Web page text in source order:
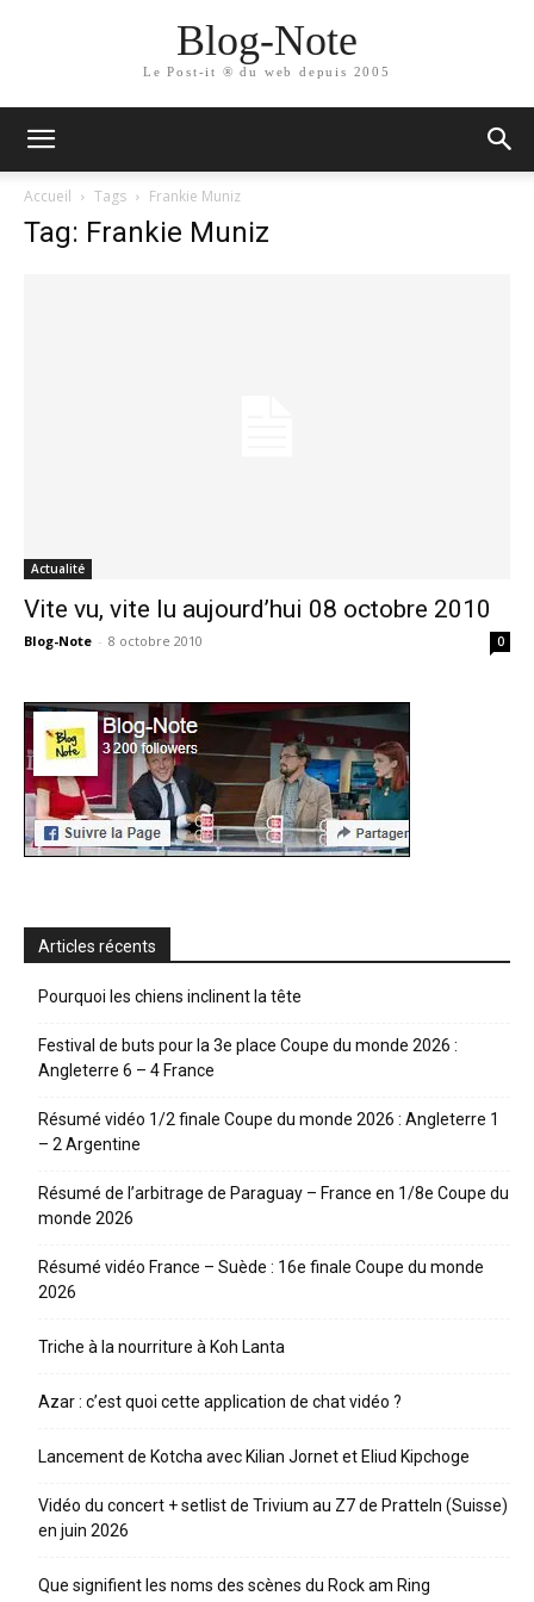
Blog-Note
Le Post-it ® du web depuis 2005
Accueil Tags Frankie Muniz
Tag: Frankie Muniz
Actualité
Vite vu, vite lu aujourd’hui 08 octobre 2010
Blog-Note - 8 octobre 2010 0
Articles récents
Pourquoi les chiens inclinent la tête
Festival de buts pour la 3e place Coupe du monde 2026 :
Angleterre 6 – 4 France
Résumé vidéo 1/2 finale Coupe du monde 2026 : Angleterre 1
– 2 Argentine
Résumé de l’arbitrage de Paraguay – France en 1/8e Coupe du
monde 2026
Résumé vidéo France – Suède : 16e finale Coupe du monde
2026
Triche à la nourriture à Koh Lanta
Azar : c’est quoi cette application de chat vidéo ?
Lancement de Kotcha avec Kilian Jornet et Eliud Kipchoge
Vidéo du concert + setlist de Trivium au Z7 de Pratteln (Suisse)
en juin 2026
Que signifient les noms des scènes du Rock am Ring